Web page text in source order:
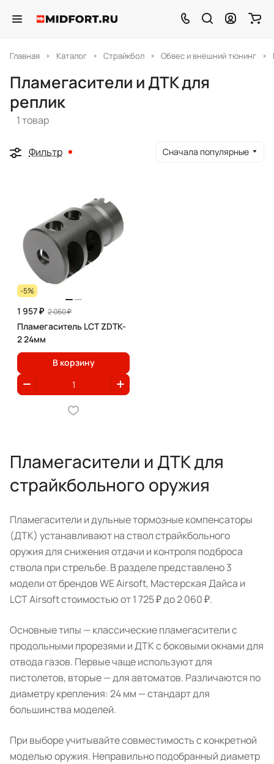
Главная Каталог Страйкбол Обвес и внешний тюнинг
Пламегасители и ДТК для
реплик
1 товар
Фильтр Сначала популярные
-5%
1 957 ₽ 2 060 ₽
Пламегаситель LCT ZDTK-
2 24мм
В корзину
Пламегасители и ДТК для
страйкбольного оружия
Пламегасители и дульные тормозные компенсаторы
(ДТК) устанавливают на ствол страйкбольного
оружия для снижения отдачи и контроля подброса
ствола при стрельбе. В разделе представлено 3
модели от брендов WE Airsoft, Мастерская Дайса и
LCT Airsoft стоимостью от 1 725 ₽ до 2 060 ₽.
Основные типы — классические пламегасители с
продольными прорезями и ДТК с боковыми окнами для
отвода газов. Первые чаще используют для
пистолетов, вторые — для автоматов. Различаются по
диаметру крепления: 24 мм — стандарт для
большинства моделей.
При выборе учитывайте совместимость с конкретной
моделью оружия. Неправильно подобранный диаметр